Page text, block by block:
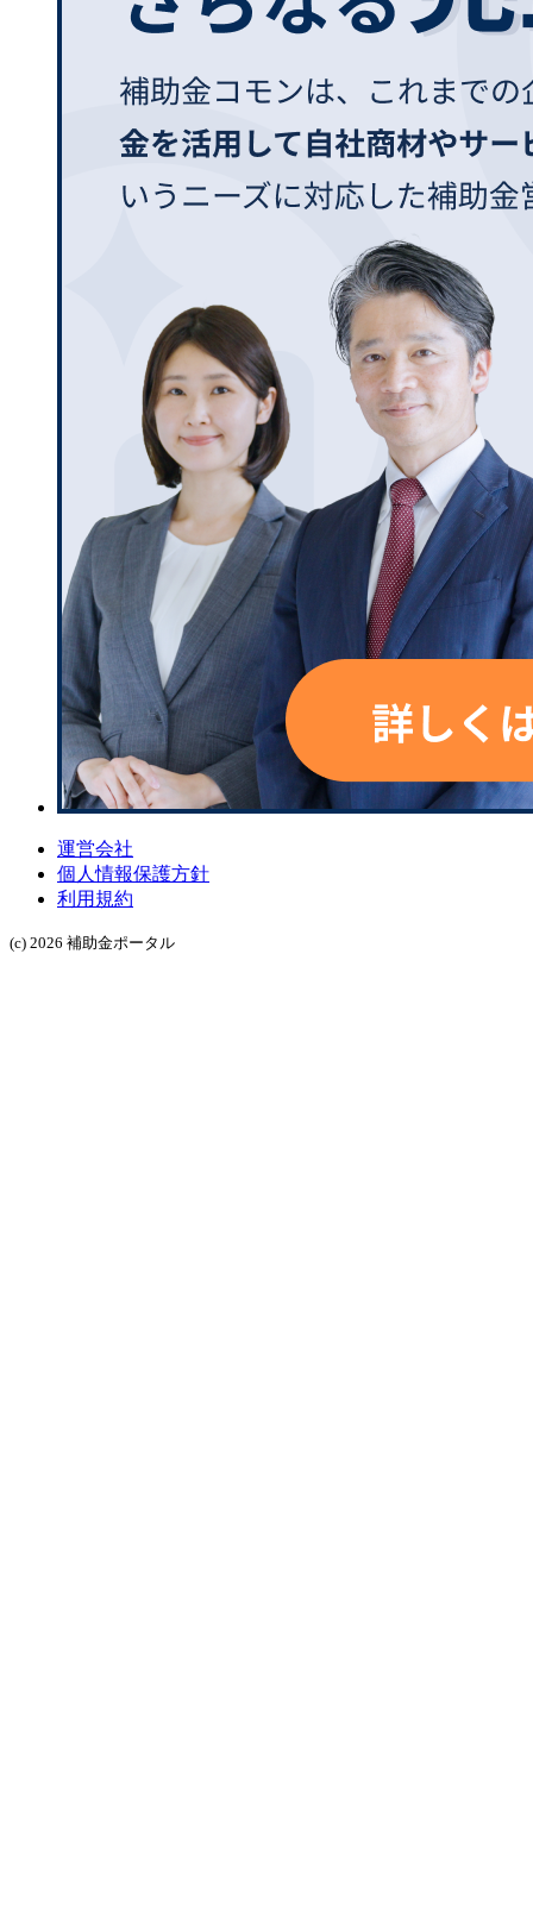
運営会社
個人情報保護方針
利用規約
(c) 2026 補助金ポータル